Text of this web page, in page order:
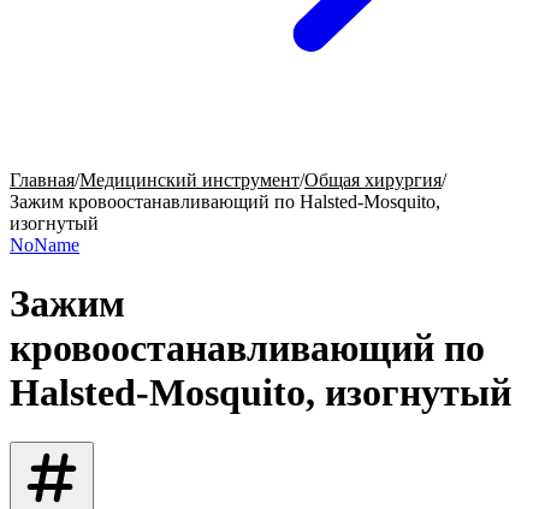
Главная/Медицинский инструмент/Общая хирургия/
Зажим кровоостанавливающий по Halsted-Mosquito,
изогнутый
NoName
Зажим
кровоостанавливающий по
Halsted-Mosquito, изогнутый